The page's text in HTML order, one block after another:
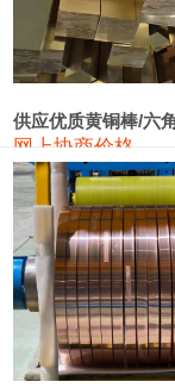
3303#硅
2202#硅
金属硅3303#-2202#
漆包线
磷铜合金
无氧铜丝(硬)
R410A专用紫铜管
网上协商价格